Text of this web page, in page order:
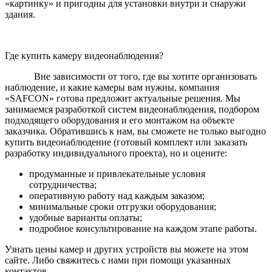
«картинку» и пригодны для установки внутри и снаружи
здания.
Где купить камеру видеонаблюдения?
Вне зависимости от того, где вы хотите организовать
наблюдение, и какие камеры вам нужны, компания
«SAFCON» готова предложит актуальные решения. Мы
занимаемся разработкой систем видеонаблюдения, подбором
подходящего оборудования и его монтажом на объекте
заказчика. Обратившись к нам, вы сможете не только выгодно
купить видеонаблюдение (готовый комплект или заказать
разработку индивидуального проекта), но и оцените:
продуманные и привлекательные условия
сотрудничества;
оперативную работу над каждым заказом;
минимальные сроки отгрузки оборудования;
удобные варианты оплаты;
подробное консультирование на каждом этапе работы.
Узнать цены камер и других устройств вы можете на этом
сайте. Либо свяжитесь с нами при помощи указанных